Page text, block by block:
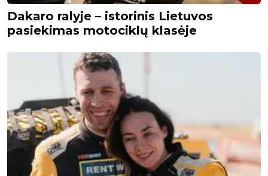
Dakaro ralyje – istorinis Lietuvos
pasiekimas motociklų klasėje